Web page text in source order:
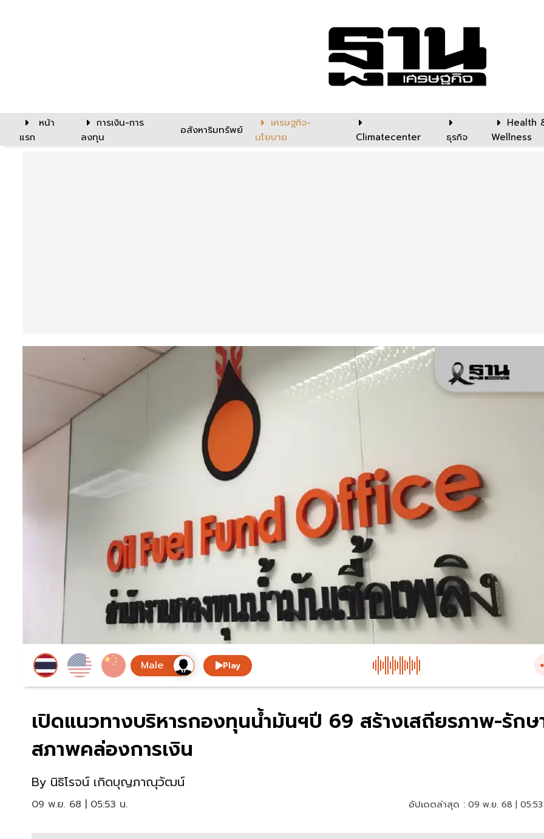
หน้า
แรก
การเงิน-การ
ลงทุน
อสังหาริมทรัพย์
เศรษฐกิจ-
นโยบาย
Climatecenter ธุรกิจ
Health
Wellness
Play
เปิดแนวทางบริหารกองทุนน้ำมันฯปี 69 สร้างเสถียรภาพ-รักษ
สภาพคล่องการเงิน
By นิธิโรจน์ เกิดบุญภาณุวัฒน์
09 พ.ย. 68 | 05:53 น. อัปเดตล่าสุด : 09 พ.ย. 68 |